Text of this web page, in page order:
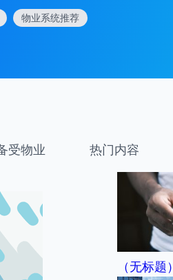
物业系统推荐
受物业
热门内容
（无标题）